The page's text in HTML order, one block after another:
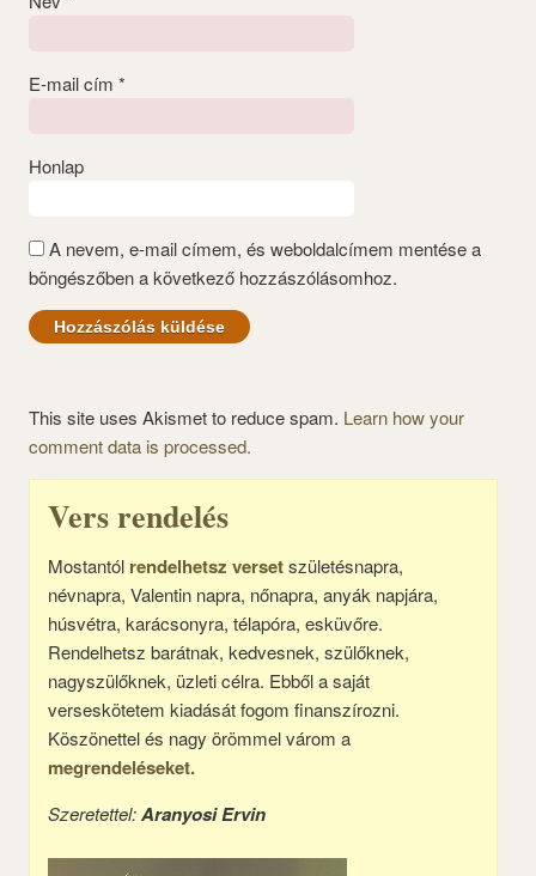
E-mail cím *
Honlap
A nevem, e-mail címem, és weboldalcímem mentése a
böngészőben a következő hozzászólásomhoz.
This site uses Akismet to reduce spam. Learn how your
comment data is processed.
Vers rendelés
Mostantól rendelhetsz versetszületésnapra,
névnapra, Valentin napra, nőnapra, anyák napjára,
húsvétra, karácsonyra, télapóra, esküvőre.
Rendelhetsz barátnak, kedvesnek, szülőknek,
nagyszülőknek, üzleti célra. Ebből a saját
verseskötetem kiadását fogom finanszírozni.
Köszönettel és nagy örömmel várom a
megrendeléseket.
Szeretettel:Aranyosi Ervin